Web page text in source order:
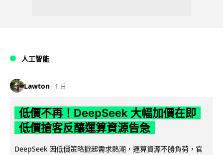
人工智能
Lawton 1 日
低價不再！DeepSeek 大幅加價在即
低價搶客反釀運算資源告急
DeepSeek 因低價策略掀起需求熱潮，運算資源不勝負荷，官